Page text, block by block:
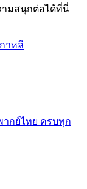
ามสนุกต่อได้ที่นี่
าหลี
พากย์ไทย ครบทุก